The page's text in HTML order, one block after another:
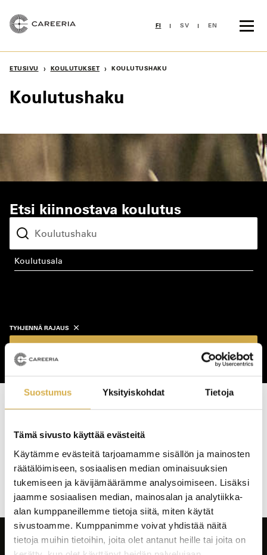
Suostumus Yksityiskohdat Tietoja
Tämä sivusto käyttää evästeitä
Käytämme evästeitä tarjoamamme sisällön ja mainosten
räätälöimiseen, sosiaalisen median ominaisuuksien
tukemiseen ja kävijämäärämme analysoimiseen. Lisäksi
jaamme sosiaalisen median, mainosalan ja analytiikka-
alan kumppaneillemme tietoja siitä, miten käytät
sivustoamme. Kumppanimme voivat yhdistää näitä
tietoja muihin tietoihin, joita olet antanut heille tai joita on
sisältöön
FI SV EN
ETUSIVU › KOULUTUKSET › KOULUTUSHAKU
Koulutushaku
Etsi kiinnostava koulutus
koulutusala
TYHJENNÄ RAJAUS
Haku tuotti osumia: 0 kpl
Koulutushaun
sivujen
selaus